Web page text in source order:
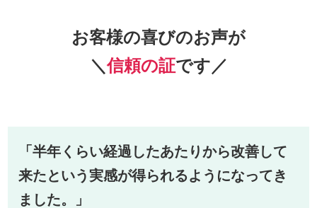
お客様の喜びのお声が
＼信頼の証です／
「半年くらい経過したあたりから改善して
来たという実感が得られるようになってき
ました。」